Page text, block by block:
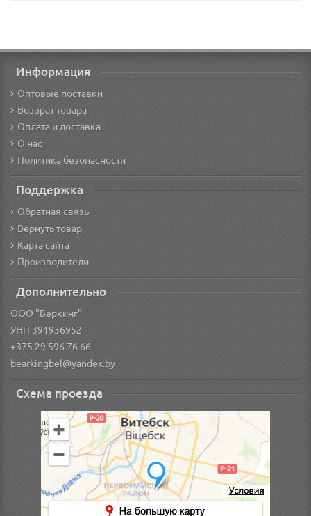
Информация
Оптовые поставки
Возврат товара
Оплата и доставка
О нас
Политика безопасности
Поддержка
Обратная связь
Вернуть товар
Карта сайта
Производители
Дополнительно
ООО "Беркинг"
УНП 391936952
+375 29 596 76 66
bearkingbel@yandex.by
Схема проезда